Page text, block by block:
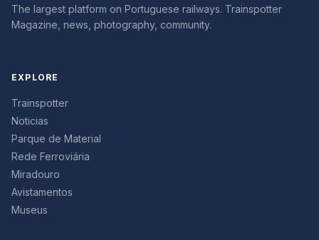
The largest platform on Portuguese railways. Trainspotter
Magazine, news, photography, community.
EXPLORE
Trainspotter
Noticias
Parque de Material
Rede Ferroviária
Miradouro
Avistamentos
Museus